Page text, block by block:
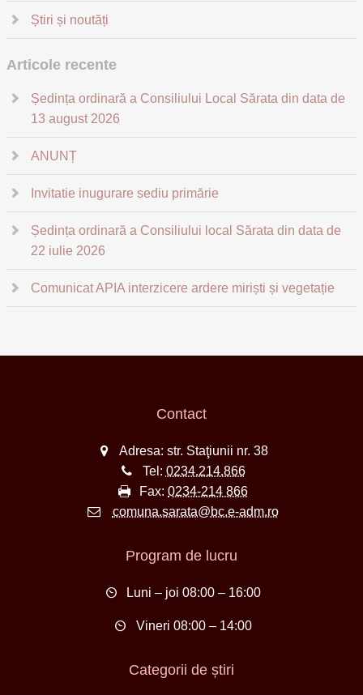
Știri și noutăți
Articole recente
Ședința ordinară a Consiliului Local Sărata din data de
13 august 2026
ANUNȚ
Invitatie inugurare sediu primărie
Ședința ordinară a Consiliului local Sărata din data de
22 iulie 2026
Comunicat APIA interzicere ardere miriști și vegetație
Contact
Adresa: str. Staţiunii nr. 38
Tel: 0234.214.866
Fax: 0234-214 866
comuna.sarata@bc.e-adm.ro
Program de lucru
Luni – joi 08:00 – 16:00
Vineri 08:00 – 14:00
Categorii de știri